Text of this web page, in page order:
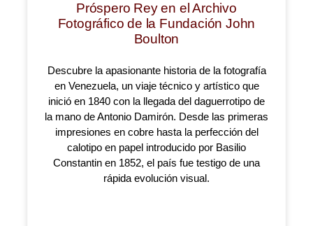
Próspero Rey en el Archivo
Fotográfico de la Fundación John
Boulton
Descubre la apasionante historia de la fotografía
en Venezuela, un viaje técnico y artístico que
inició en 1840 con la llegada del daguerrotipo de
la mano de Antonio Damirón. Desde las primeras
impresiones en cobre hasta la perfección del
calotipo en papel introducido por Basilio
Constantin en 1852, el país fue testigo de una
rápida evolución visual.